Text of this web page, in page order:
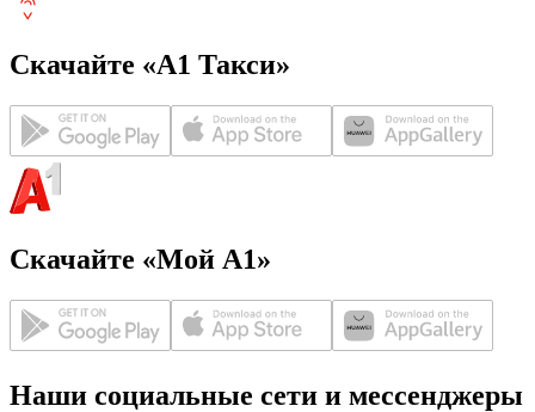
Скачайте «А1 Такси»
Скачайте «Мой А1»
Наши социальные сети и мессенджеры